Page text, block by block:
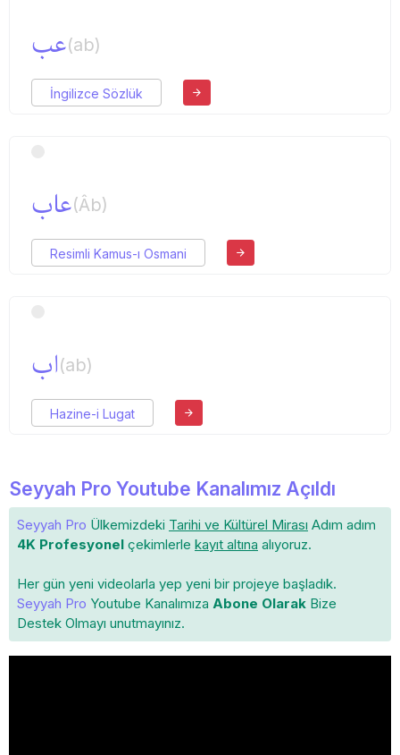
عب(ab)
İngilizce Sözlük
عاب(Âb)
Resimli Kamus-ı Osmani
اب(ab)
Hazine-i Lugat
Seyyah Pro Youtube Kanalımız Açıldı
Seyyah Pro Ülkemizdeki Tarihi ve Kültürel Mirası Adım adım
4K Profesyonel çekimlerle kayıt altına alıyoruz.
Her gün yeni videolarla yep yeni bir projeye başladık.
Seyyah Pro Youtube Kanalımıza Abone Olarak Bize
Destek Olmayı unutmayınız.